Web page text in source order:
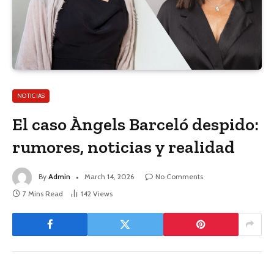
NOTICIAS
El caso Àngels Barceló despido:
rumores, noticias y realidad
By Admin March 14, 2026
No Comments
7 Mins Read
142 Views